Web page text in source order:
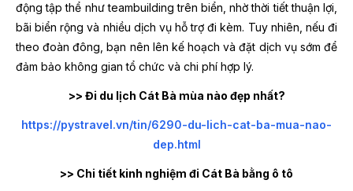
động tập thể như teambuilding trên biển, nhờ thời tiết thuận lợi,
bãi biển rộng và nhiều dịch vụ hỗ trợ đi kèm. Tuy nhiên, nếu đi
theo đoàn đông, bạn nên lên kế hoạch và đặt dịch vụ sớm để
đảm bảo không gian tổ chức và chi phí hợp lý.
>> Đi du lịch Cát Bà mùa nào đẹp nhất?
https://pystravel.vn/tin/6290-du-lich-cat-ba-mua-nao-
dep.html
>> Chi tiết kinh nghiệm đi Cát Bà bằng ô tô